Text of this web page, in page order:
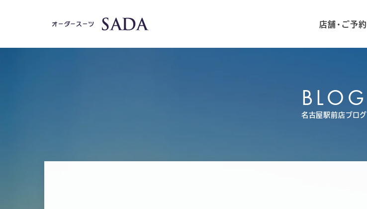
店舗・ご予約
BLOG
名古屋駅前店ブログ